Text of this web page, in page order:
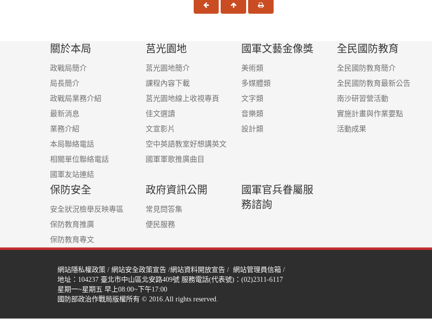
上一頁 回頂端 友善列印
關於本局
政戰局簡介
局長簡介
政戰局業務介紹
最新消息
業務介紹
本局聯絡電話
相關單位聯絡電話
國軍友站連結
莒光園地
莒光園地簡介
課程內容下載
莒光園地線上收視專頁
佳文選讀
文宣影片
空中英語教室好想講英文
國軍軍歌推廣曲目
國軍文藝金像獎
美術類
多媒體類
文字類
音樂類
設計類
全民國防教育
全民國防教育簡介
全民國防教育最新公告
南沙研習營活動
實施計畫與作業要點
活動成果
保防安全
安全狀況檢舉反映專區
保防教育推廣
保防教育專文
政府資訊公開
常見問答集
便民服務
國軍官兵眷屬服
務諮詢
網站隱私權政策 / 網站安全政策宣告 /網站資料開放宣告 / 網站管理員信箱 /
地址：104237 臺北市中山區北安路409號 服務電話(代表號)：(02)2311-6117
星期一~星期五 早上08:00~下午17:00
國防部政治作戰局版權所有 © 2016.All rights reserved.